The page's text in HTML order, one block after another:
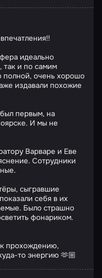
идеально
так и по самим
полной, очень хорошо
издавали похожие
первым, на
И мы не
Варваре и Еве
Сотрудники
сыгравшие
себя в их
Было страшно
фонариком.
прохождению,
то энергию 🫶🏼